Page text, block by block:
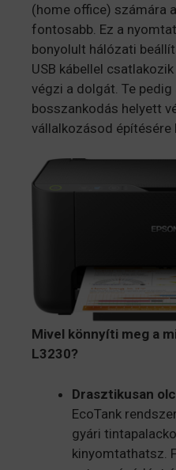
(home office) számára
fontosabb. Ez a
bonyolult hálózati
USB kábellel
végzi a dolgát. Te pedig
bosszankodás helyett
vállalkozásod építésére
Mivel könnyíti meg a
L3230?
Drasztikusan
EcoTank
gyári
kinyomtathatsz.